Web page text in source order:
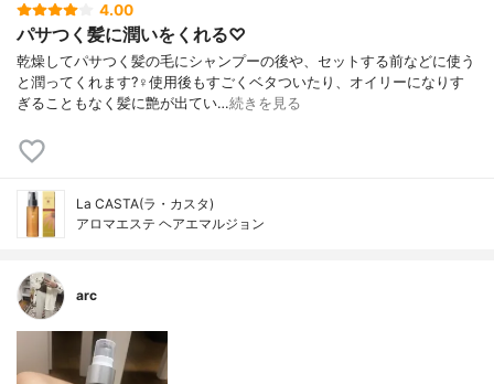
4.00
パサつく髪に潤いをくれる♡
乾燥してパサつく髪の毛にシャンプーの後や、セットする前などに使う
と潤ってくれます?‍♀️使用後もすごくベタついたり、オイリーになりす
ぎることもなく髪に艶が出てい…続きを見る
La CASTA(ラ・カスタ)
アロマエステ ヘアエマルジョン
arc